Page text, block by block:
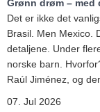
Grønn drøm –
Det er ikke det
Brasil. Men Mexico.
detaljene. Under
norske barn.
Raúl Jiménez, og
07. Jul 2026